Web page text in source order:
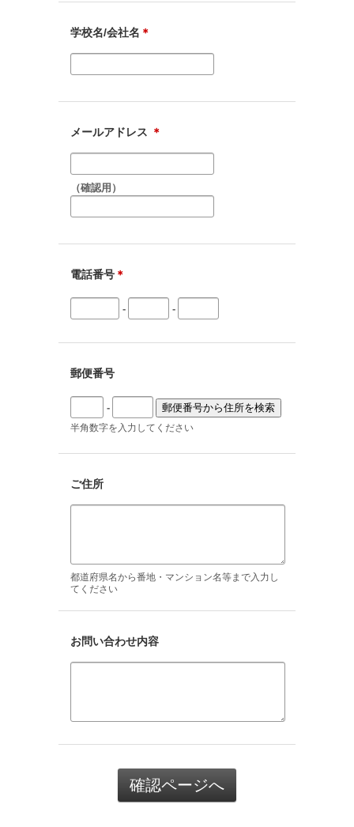
学校名/会社名 ＊
メールアドレス ＊
（確認用）
電話番号 ＊
- -
郵便番号
-
半角数字を入力してください
ご住所
都道府県名から番地・マンション名等まで入力し
てください
お問い合わせ内容